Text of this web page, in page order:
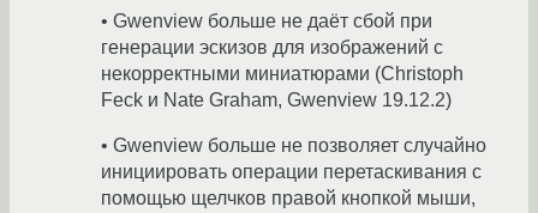
• Gwenview больше не даёт сбой при
генерации эскизов для изображений с
некорректными миниатюрами (Christoph
Feck и Nate Graham, Gwenview 19.12.2)
• Gwenview больше не позволяет случайно
инициировать операции перетаскивания с
помощью щелчков правой кнопкой мыши,